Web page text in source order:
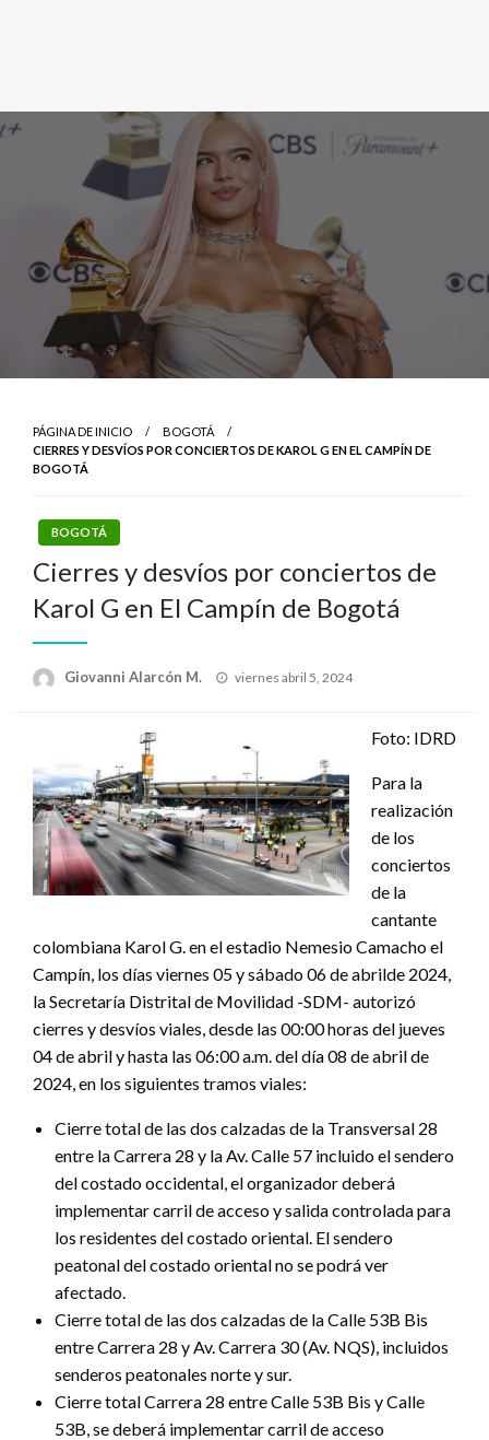
PÁGINA DE INICIO
BOGOTÁ
CIERRES Y DESVÍOS POR CONCIERTOS DE KAROL G EN EL CAMPÍN DE
BOGOTÁ
BOGOTÁ
Cierres y desvíos por conciertos de
Karol G en El Campín de Bogotá
Giovanni Alarcón M.
Publicado
viernes abril 5, 2024
Foto: IDRD
Para la
realización
de los
conciertos
de la
cantante
colombiana Karol G. en el estadio Nemesio Camacho el
Campín, los días viernes 05 y sábado 06 de abrilde 2024,
la Secretaría Distrital de Movilidad -SDM- autorizó
cierres y desvíos viales, desde las 00:00 horas del jueves
04 de abril y hasta las 06:00 a.m. del día 08 de abril de
2024, en los siguientes tramos viales:
Cierre total de las dos calzadas de la Transversal 28
entre la Carrera 28 y la Av. Calle 57 incluido el sendero
del costado occidental, el organizador deberá
implementar carril de acceso y salida controlada para
los residentes del costado oriental. El sendero
peatonal del costado oriental no se podrá ver
afectado.
Cierre total de las dos calzadas de la Calle 53B Bis
entre Carrera 28 y Av. Carrera 30 (Av. NQS), incluidos
senderos peatonales norte y sur.
Cierre total Carrera 28 entre Calle 53B Bis y Calle
53B, se deberá implementar carril de acceso